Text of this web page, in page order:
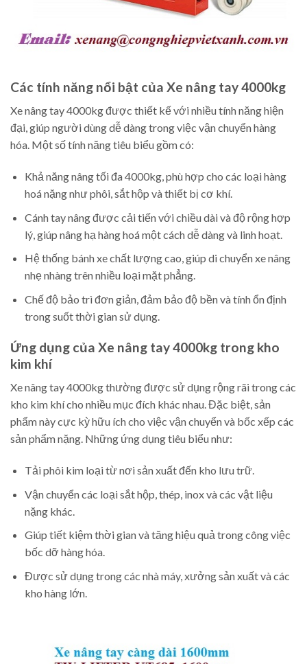
Các tính năng nổi bật của Xe nâng tay 4000kg
Xe nâng tay 4000kg được thiết kế với nhiều tính năng hiện
đại, giúp người dùng dễ dàng trong việc vận chuyển hàng
hóa. Một số tính năng tiêu biểu gồm có:
Khả năng nâng tối đa 4000kg, phù hợp cho các loại hàng
hoá nặng như phôi, sắt hộp và thiết bị cơ khí.
Cánh tay nâng được cải tiến với chiều dài và độ rộng hợp
lý, giúp nâng hạ hàng hoá một cách dễ dàng và linh hoạt.
Hệ thống bánh xe chất lượng cao, giúp di chuyển xe nâng
nhẹ nhàng trên nhiều loại mặt phẳng.
Chế độ bảo trì đơn giản, đảm bảo độ bền và tính ổn định
trong suốt thời gian sử dụng.
Ứng dụng của Xe nâng tay 4000kg trong kho
kim khí
Xe nâng tay 4000kg thường được sử dụng rộng rãi trong các
kho kim khí cho nhiều mục đích khác nhau. Đặc biệt, sản
phẩm này cực kỳ hữu ích cho việc vận chuyển và bốc xếp các
sản phẩm nặng. Những ứng dụng tiêu biểu như:
Tải phôi kim loại từ nơi sản xuất đến kho lưu trữ.
Vận chuyển các loại sắt hộp, thép, inox và các vật liệu
nặng khác.
Giúp tiết kiệm thời gian và tăng hiệu quả trong công việc
bốc dỡ hàng hóa.
Được sử dụng trong các nhà máy, xưởng sản xuất và các
kho hàng lớn.